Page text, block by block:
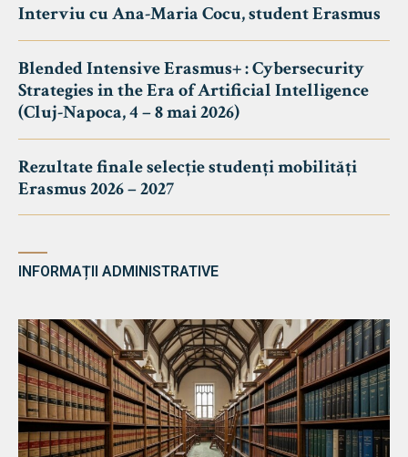
Interviu cu Ana-Maria Cocu, student Erasmus
Blended Intensive Erasmus+ : Cybersecurity
Strategies in the Era of Artificial Intelligence
(Cluj-Napoca, 4 – 8 mai 2026)
Rezultate finale selecție studenți mobilități
Erasmus 2026 – 2027
INFORMAȚII ADMINISTRATIVE